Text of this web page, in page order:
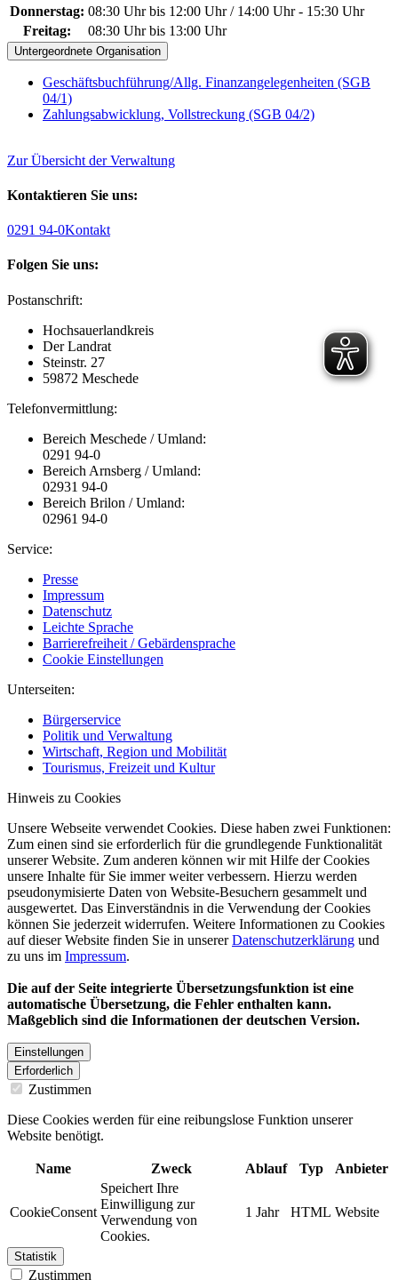
Donnerstag: 08:30 Uhr bis 12:00 Uhr / 14:00 Uhr - 15:30 Uhr
Freitag:
08:30 Uhr bis 13:00 Uhr
Untergeordnete Organisation
Geschäftsbuchführung/Allg. Finanzangelegenheiten (SGB
04/1)
Zahlungsabwicklung, Vollstreckung (SGB 04/2)
Zur Übersicht der Verwaltung
Kontaktieren Sie uns:
0291 94-0Kontakt
Folgen Sie uns:
Postanschrift:
Hochsauerlandkreis
Der Landrat
Steinstr. 27
59872 Meschede
Telefonvermittlung:
Bereich Meschede / Umland:
0291 94-0
Bereich Arnsberg / Umland:
02931 94-0
Bereich Brilon / Umland:
02961 94-0
Service:
Presse
Impressum
Datenschutz
Leichte Sprache
Barrierefreiheit / Gebärdensprache
Cookie Einstellungen
Unterseiten:
Bürgerservice
Politik und Verwaltung
Wirtschaft, Region und Mobilität
Tourismus, Freizeit und Kultur
Hinweis zu Cookies
Unsere Webseite verwendet Cookies. Diese haben zwei Funktionen:
Zum einen sind sie erforderlich für die grundlegende Funktionalität
unserer Website. Zum anderen können wir mit Hilfe der Cookies
unsere Inhalte für Sie immer weiter verbessern. Hierzu werden
pseudonymisierte Daten von Website-Besuchern gesammelt und
ausgewertet. Das Einverständnis in die Verwendung der Cookies
können Sie jederzeit widerrufen. Weitere Informationen zu Cookies
auf dieser Website finden Sie in unsererDatenschutzerklärung und
zu uns im Impressum.
Die auf der Seite integrierte Übersetzungsfunktion ist eine
automatische Übersetzung, die Fehler enthalten kann.
Maßgeblich sind die Informationen der deutschen Version.
Einstellungen
Erforderlich
Zustimmen
Diese Cookies werden für eine reibungslose Funktion unserer
Website benötigt.
Name Zweck Ablauf Typ Anbieter
CookieConsent
Speichert Ihre
Einwilligung zur
Verwendung von
Cookies.
1 Jahr HTML Website
Statistik
Zustimmen